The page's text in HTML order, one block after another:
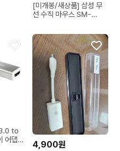
[미개봉/새상품] 삼성 무
선 수직 마우스 SM-
to
어댑터
4,900원